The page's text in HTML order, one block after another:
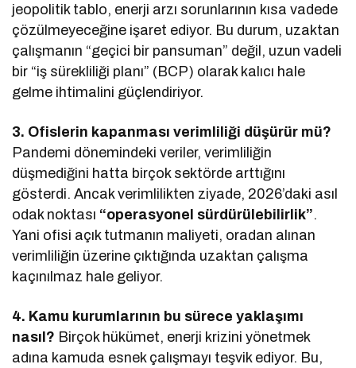
jeopolitik tablo, enerji arzı sorunlarının kısa vadede
çözülmeyeceğine işaret ediyor. Bu durum, uzaktan
çalışmanın “geçici bir pansuman” değil, uzun vadeli
bir “iş sürekliliği planı” (BCP) olarak kalıcı hale
gelme ihtimalini güçlendiriyor.
3. Ofislerin kapanması verimliliği düşürür mü?
Pandemi dönemindeki veriler, verimliliğin
düşmediğini hatta birçok sektörde arttığını
gösterdi. Ancak verimlilikten ziyade, 2026’daki asıl
odak noktası “operasyonel sürdürülebilirlik”.
Yani ofisi açık tutmanın maliyeti, oradan alınan
verimliliğin üzerine çıktığında uzaktan çalışma
kaçınılmaz hale geliyor.
4. Kamu kurumlarının bu sürece yaklaşımı
nasıl? Birçok hükümet, enerji krizini yönetmek
adına kamuda esnek çalışmayı teşvik ediyor. Bu,